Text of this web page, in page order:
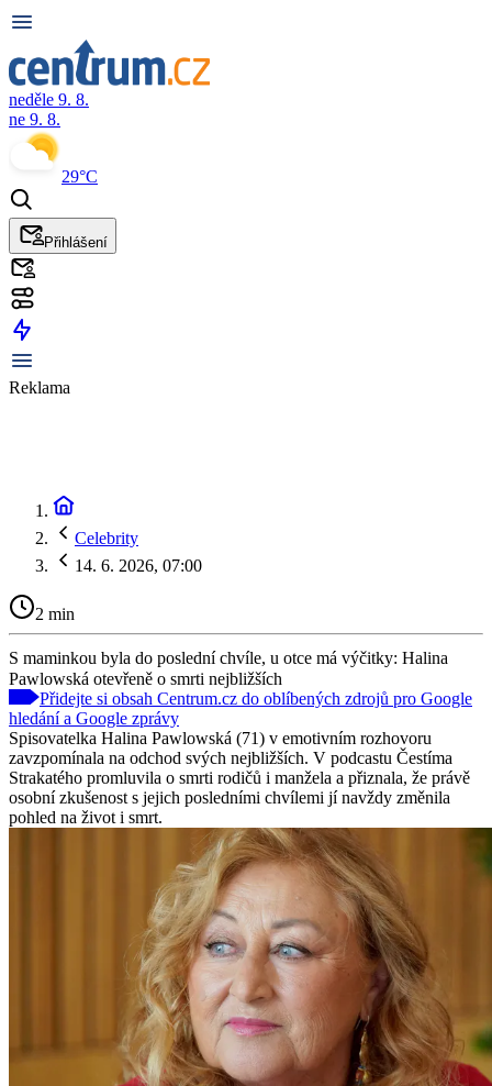
neděle 9. 8.
ne 9. 8.
29°C
Přihlášení
Reklama
Celebrity
14. 6. 2026, 07:00
2 min
S maminkou byla do poslední chvíle, u otce má výčitky: Halina
Pawlowská otevřeně o smrti nejbližších
Přidejte si obsah Centrum.cz do oblíbených zdrojů pro Google
hledání a Google zprávy
Spisovatelka Halina Pawlowská (71) v emotivním rozhovoru
zavzpomínala na odchod svých nejbližších. V podcastu Čestíma
Strakatého promluvila o smrti rodičů i manžela a přiznala, že právě
osobní zkušenost s jejich posledními chvílemi jí navždy změnila
pohled na život i smrt.